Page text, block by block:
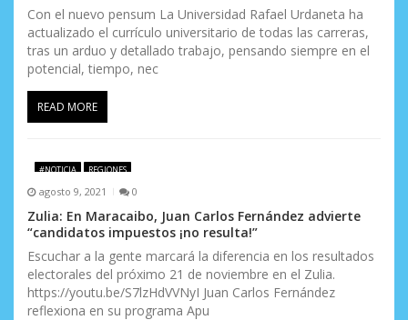
Con el nuevo pensum La Universidad Rafael Urdaneta ha
actualizado el currículo universitario de todas las carreras,
tras un arduo y detallado trabajo, pensando siempre en el
potencial, tiempo, nec
READ MORE
#NOTICIA REGIONES
agosto 9, 2021 0
Zulia: En Maracaibo, Juan Carlos Fernández advierte
“candidatos impuestos ¡no resulta!”
Escuchar a la gente marcará la diferencia en los resultados
electorales del próximo 21 de noviembre en el Zulia.
https://youtu.be/S7lzHdVVNyI Juan Carlos Fernández
reflexiona en su programa Apu